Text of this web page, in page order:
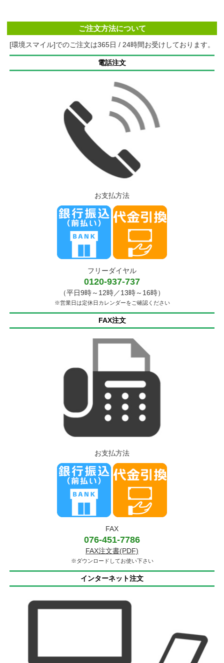
ご注文方法について
[環境スマイル]でのご注文は365日 / 24時間お受けしております。
電話注文
お支払方法
フリーダイヤル
0120-937-737
（平日9時～12時／13時～16時）
※営業日は定休日カレンダーをご確認ください
FAX注文
お支払方法
FAX
076-451-7786
FAX注文書(PDF)
※ダウンロードしてお使い下さい
インターネット注文